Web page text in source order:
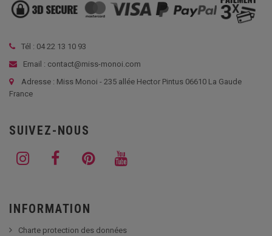
Tél : 04 22 13 10 93
Email : contact@miss-monoi.com
Adresse : Miss Monoi - 235 allée Hector Pintus 06610 La Gaude
France
SUIVEZ-NOUS
INFORMATION
Charte protection des données